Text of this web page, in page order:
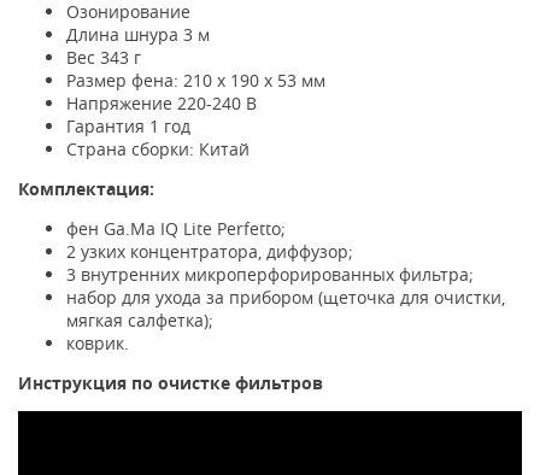
Озонирование
Длина шнура 3 м
Вес 343 г
Размер фена: 210 х 190 х 53 мм
Напряжение 220-240 B
Гарантия 1 год
Страна сборки: Китай
Комплектация:
фен Ga.Ma IQ Lite Perfetto;
2 узких концентратора, диффузор;
3 внутренних микроперфорированных фильтра;
набор для ухода за прибором (щеточка для очистки,
мягкая салфетка);
коврик.
Инструкция по очистке фильтров